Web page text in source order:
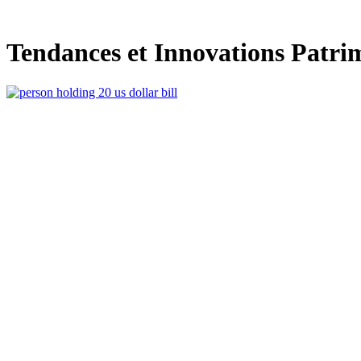
contenu
Tendances et Innovations